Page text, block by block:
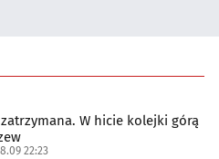
W hicie kolejki górą
22:23